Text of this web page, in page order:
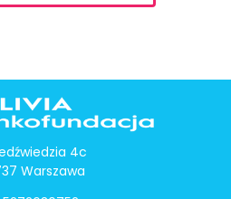
4c
Warszawa